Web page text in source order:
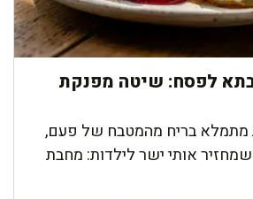
לפסח: שיטה מפנקת
מתמלא בריח מהמטבח של פעם,
אותי ישר לילדות: מחבת